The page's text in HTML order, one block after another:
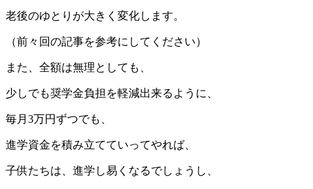
老後のゆとりが大きく変化します。
（前々回の記事を参考にしてください）
また、全額は無理としても、
少しでも奨学金負担を軽減出来るように、
毎月3万円ずつでも、
進学資金を積み立てていってやれば、
子供たちは、進学し易くなるでしょうし、